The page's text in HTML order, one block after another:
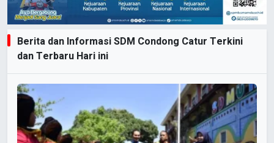
Berita dan Informasi SDM Condong Catur Terkini
dan Terbaru Hari ini